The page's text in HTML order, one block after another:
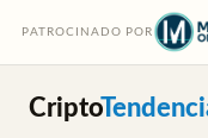
PATROCINADO POR
Cripto